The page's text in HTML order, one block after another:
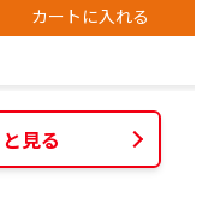
カートに入れる
見る